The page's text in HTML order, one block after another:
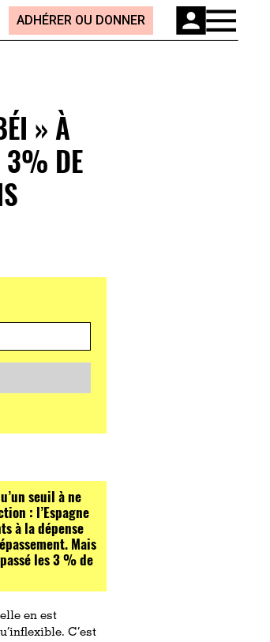
ADHÉRER OU DONNER
» À
3% DE
seuil à ne
: l’Espagne
à la dépense
Mais
les 3 % de
en est
C’est